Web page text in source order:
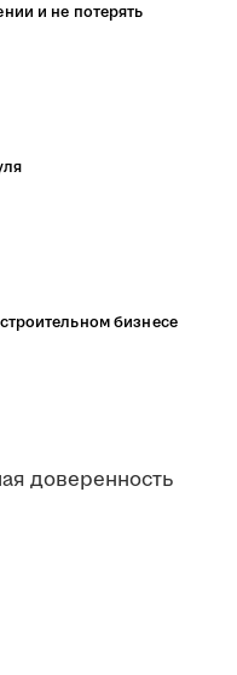
и не потерять
бизнесе